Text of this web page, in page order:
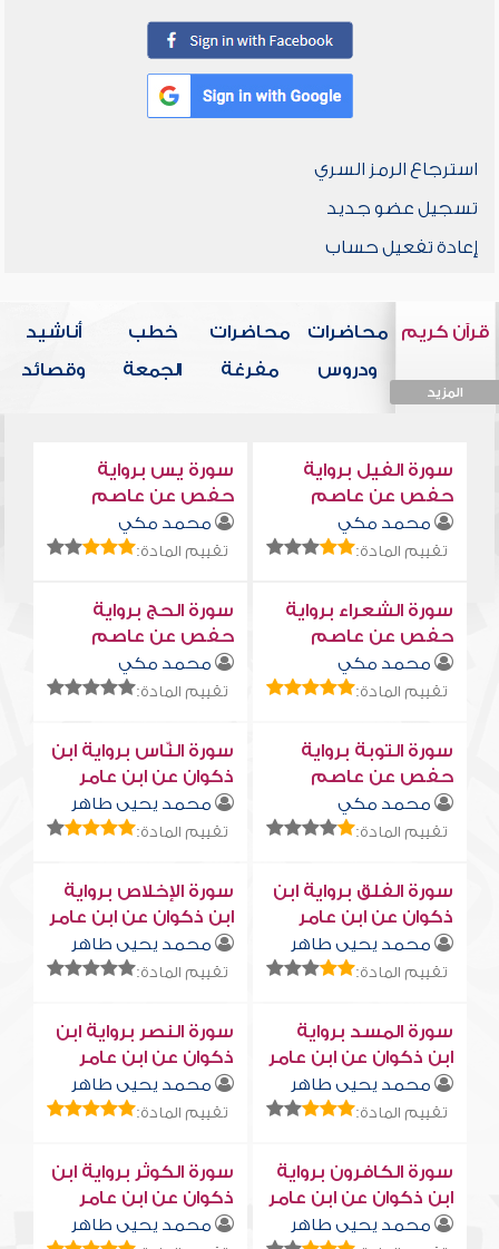
استرجاع الرمز السري
تسجيل عضو جديد
إعادة تفعيل حساب
قرآن كريم
المزيد
محاضرات
ودروس
محاضرات
مفرغة
خطب
الجمعة
أناشيد
وقصائد
سورة الفيل برواية
حفص عن عاصم
محمد مكي
تقييم المادة:
سورة يس برواية
حفص عن عاصم
محمد مكي
تقييم المادة:
سورة الشعراء برواية
حفص عن عاصم
محمد مكي
تقييم المادة:
سورة الحج برواية
حفص عن عاصم
محمد مكي
تقييم المادة:
سورة التوبة برواية
حفص عن عاصم
محمد مكي
تقييم المادة:
سورة النّاس برواية ابن
ذكوان عن ابن عامر
محمد يحيى طاهر
تقييم المادة:
سورة الفلق برواية ابن
ذكوان عن ابن عامر
محمد يحيى طاهر
تقييم المادة:
سورة الإخلاص برواية
ابن ذكوان عن ابن عامر
محمد يحيى طاهر
تقييم المادة:
سورة المسد برواية
ابن ذكوان عن ابن عامر
محمد يحيى طاهر
تقييم المادة:
سورة النصر برواية ابن
ذكوان عن ابن عامر
محمد يحيى طاهر
تقييم المادة:
سورة الكافرون برواية
ابن ذكوان عن ابن عامر
محمد يحيى طاهر
سورة الكوثر برواية ابن
ذكوان عن ابن عامر
محمد يحيى طاهر